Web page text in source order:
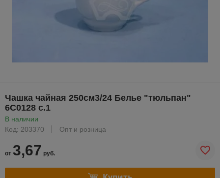
Чашка чайная 250см3/24 Белье "тюльпан"
6С0128 с.1
В наличии
Код: 203370
Опт и розница
от 3,67 руб.